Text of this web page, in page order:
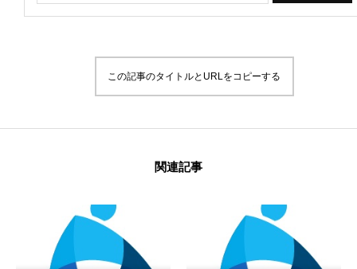
この記事のタイトルとURLをコピーする
関連記事